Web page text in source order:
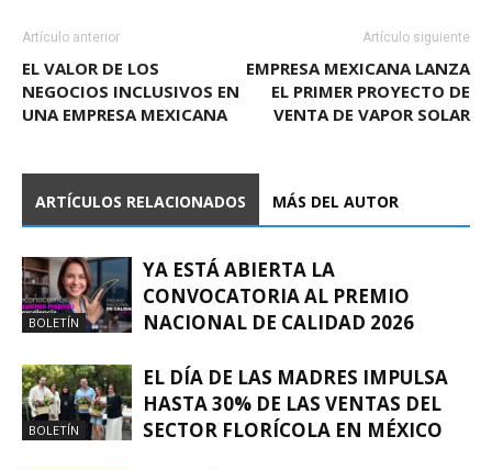
Artículo anterior
EL VALOR DE LOS
NEGOCIOS INCLUSIVOS EN
UNA EMPRESA MEXICANA
Artículo siguiente
EMPRESA MEXICANA LANZA
EL PRIMER PROYECTO DE
VENTA DE VAPOR SOLAR
ARTÍCULOS RELACIONADOS MÁS DEL AUTOR
BOLETÍN
YA ESTÁ ABIERTA LA
CONVOCATORIA AL PREMIO
NACIONAL DE CALIDAD 2026
BOLETÍN
EL DÍA DE LAS MADRES IMPULSA
HASTA 30% DE LAS VENTAS DEL
SECTOR FLORÍCOLA EN MÉXICO